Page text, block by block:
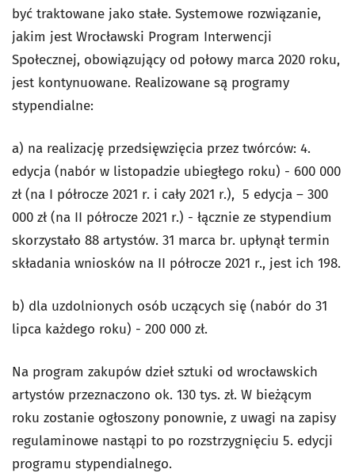
być traktowane jako stałe. Systemowe rozwiązanie,
jakim jest Wrocławski Program Interwencji
Społecznej, obowiązujący od połowy marca 2020 roku,
jest kontynuowane. Realizowane są programy
stypendialne:
a) na realizację przedsięwzięcia przez twórców: 4.
edycja (nabór w listopadzie ubiegłego roku) - 600 000
zł (na I półrocze 2021 r. i cały 2021 r.), 5 edycja – 300
000 zł (na II półrocze 2021 r.) - łącznie ze stypendium
skorzystało 88 artystów. 31 marca br. upłynął termin
składania wniosków na II półrocze 2021 r., jest ich 198.
b) dla uzdolnionych osób uczących się (nabór do 31
lipca każdego roku) - 200 000 zł.
Na program zakupów dzieł sztuki od wrocławskich
artystów przeznaczono ok. 130 tys. zł. W bieżącym
roku zostanie ogłoszony ponownie, z uwagi na zapisy
regulaminowe nastąpi to po rozstrzygnięciu 5. edycji
programu stypendialnego.